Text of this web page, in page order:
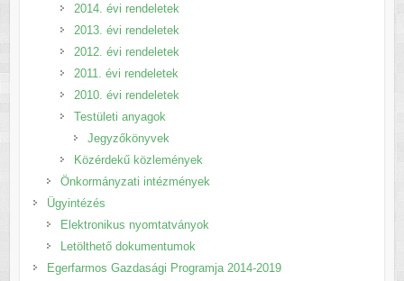
2014. évi rendeletek
2013. évi rendeletek
2012. évi rendeletek
2011. évi rendeletek
2010. évi rendeletek
Testületi anyagok
Jegyzőkönyvek
Közérdekű közlemények
Önkormányzati intézmények
Ügyintézés
Elektronikus nyomtatványok
Letölthető dokumentumok
Egerfarmos Gazdasági Programja 2014-2019